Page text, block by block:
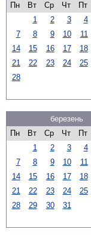
Пн
Вт Ср Чт Пт
1
2 3 4
7
8 9 10 11
14
15 16 17 18
21
22 23 24 25
28
березень
Пн
Вт Ср Чт Пт
1
2 3 4
7
8 9 10 11
14
15 16 17 18
21
22 23 24 25
28
29 30 31